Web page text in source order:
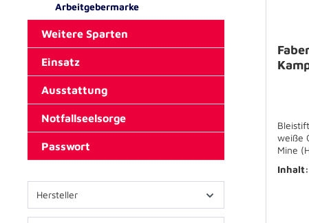
Arbeitgebermarke
Weitere Sparten
Einsatz
Ausstattung
Notfallseelsorge
Passwort
Hersteller
weiße
Mine (Härtegrad: HB) durch
275
Inhalt: